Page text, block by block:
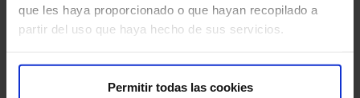
que les haya proporcionado o que hayan recopilado a
partir del uso que haya hecho de sus servicios.
Permitir todas las cookies
P.º de Carmelitas, 74 – 37007 Salamanca
Teléfono móvil: 686 245 965